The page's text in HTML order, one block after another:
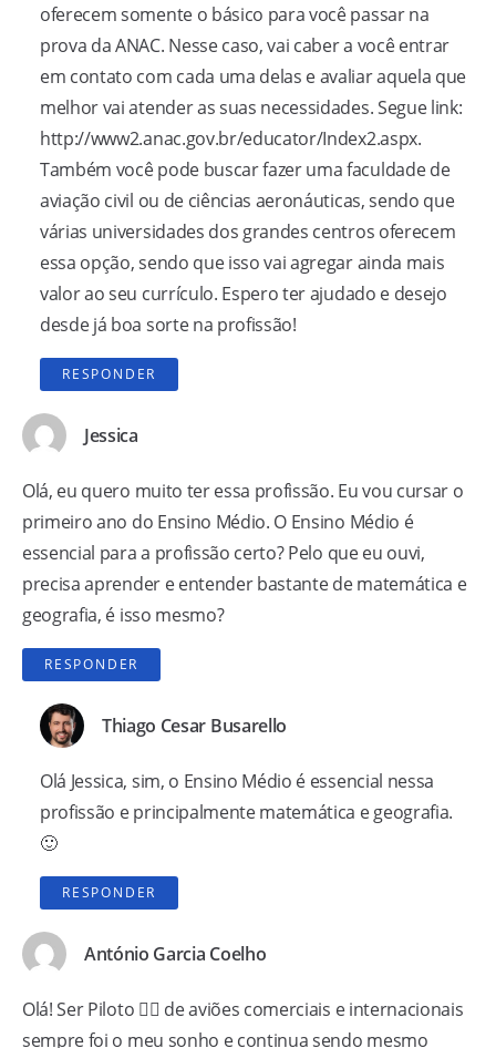
oferecem somente o básico para você passar na
prova da ANAC. Nesse caso, vai caber a você entrar
em contato com cada uma delas e avaliar aquela que
melhor vai atender as suas necessidades. Segue link:
http://www2.anac.gov.br/educator/Index2.aspx.
Também você pode buscar fazer uma faculdade de
aviação civil ou de ciências aeronáuticas, sendo que
várias universidades dos grandes centros oferecem
essa opção, sendo que isso vai agregar ainda mais
valor ao seu currículo. Espero ter ajudado e desejo
desde já boa sorte na profissão!
RESPONDER
Jessica
Olá, eu quero muito ter essa profissão. Eu vou cursar o
primeiro ano do Ensino Médio. O Ensino Médio é
essencial para a profissão certo? Pelo que eu ouvi,
precisa aprender e entender bastante de matemática e
geografia, é isso mesmo?
RESPONDER
Thiago Cesar Busarello
Olá Jessica, sim, o Ensino Médio é essencial nessa
profissão e principalmente matemática e geografia.
🙂
RESPONDER
António Garcia Coelho
Olá! Ser Piloto 👨‍✈️ de aviões comerciais e internacionais
sempre foi o meu sonho e continua sendo mesmo